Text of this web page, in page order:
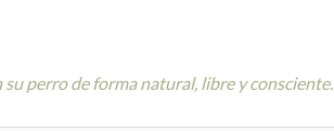
perro de forma natural, libre y consciente.